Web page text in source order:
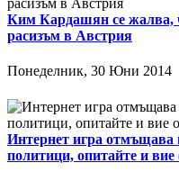
Ким Кардашян се жалва,
расизъм в Австрия
Понеделник, 30 Юни 2014
Интернет игра отмъщава
политици, опитайте и